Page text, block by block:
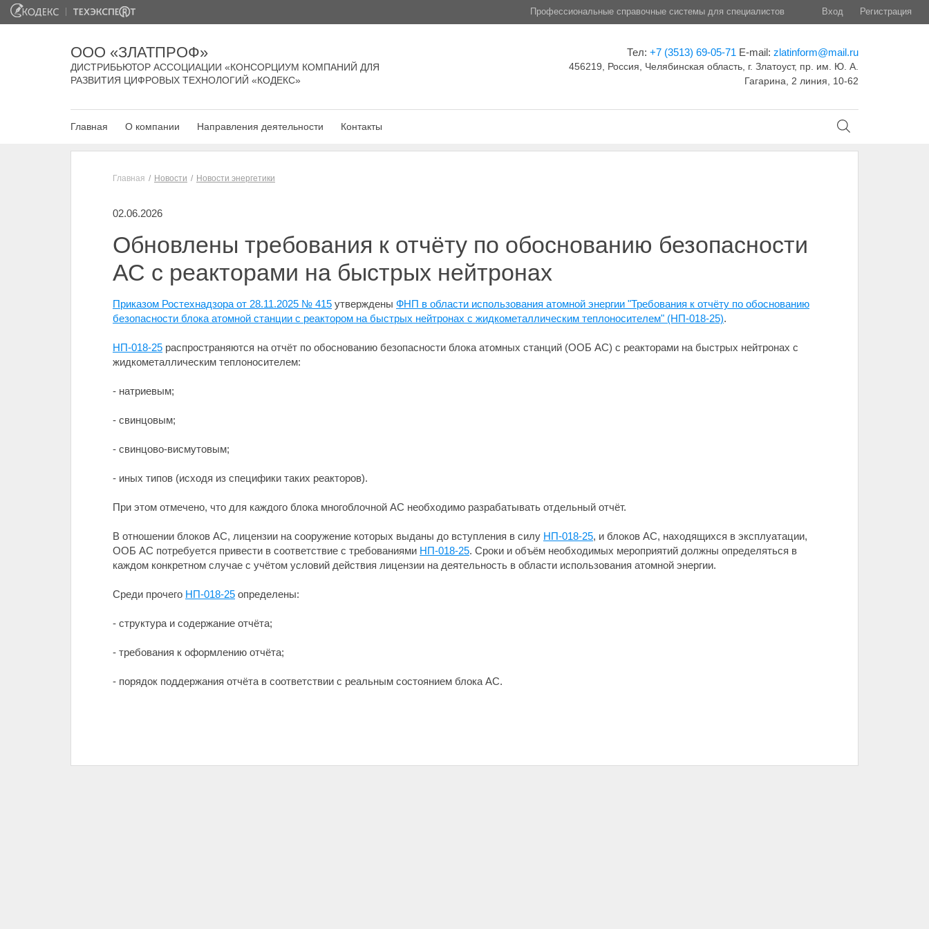
Профессиональные справочные системы для специалистов Вход Регистрация
ООО «ЗЛАТПРОФ»
ДИСТРИБЬЮТОР АССОЦИАЦИИ «КОНСОРЦИУМ КОМПАНИЙ ДЛЯ
РАЗВИТИЯ ЦИФРОВЫХ ТЕХНОЛОГИЙ «КОДЕКС»
Тел: +7 (3513) 69-05-71 E-mail: zlatinform@mail.ru
456219, Россия, Челябинская область, г. Златоуст, пр. им. Ю. А.
Гагарина, 2 линия, 10-62
Главная О компании Направления деятельности Контакты
Главная Новости Новости энергетики
02.06.2026
Обновлены требования к отчёту по обоснованию безопасности
АС с реакторами на быстрых нейтронах
Приказом Ростехнадзора от 28.11.2025 № 415 утверждены ФНП в области использования атомной энергии "Требования к отчёту по обоснованию
безопасности блока атомной станции с реактором на быстрых нейтронах с жидкометаллическим теплоносителем" (НП-018-25).
НП-018-25 распространяются на отчёт по обоснованию безопасности блока атомных станций (ООБ АС) с реакторами на быстрых нейтронах с
жидкометаллическим теплоносителем:
- натриевым;
- свинцовым;
- свинцово-висмутовым;
- иных типов (исходя из специфики таких реакторов).
При этом отмечено, что для каждого блока многоблочной АС необходимо разрабатывать отдельный отчёт.
В отношении блоков АС, лицензии на сооружение которых выданы до вступления в силу НП-018-25, и блоков АС, находящихся в эксплуатации,
ООБ АС потребуется привести в соответствие с требованиями НП-018-25. Сроки и объём необходимых мероприятий должны определяться в
каждом конкретном случае с учётом условий действия лицензии на деятельность в области использования атомной энергии.
Среди прочего НП-018-25 определены:
- структура и содержание отчёта;
- требования к оформлению отчёта;
- порядок поддержания отчёта в соответствии с реальным состоянием блока АС.